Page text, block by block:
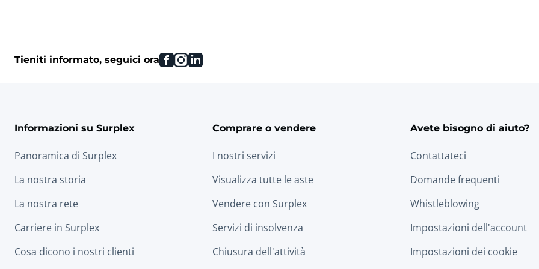
Tieniti informato, seguici ora facebook
instagram
linkedin
Informazioni su Surplex
Panoramica di Surplex
La nostra storia
La nostra rete
Carriere in Surplex
Cosa dicono i nostri clienti
Comprare o vendere
I nostri servizi
Visualizza tutte le aste
Vendere con Surplex
Servizi di insolvenza
Chiusura dell'attività
Avete bisogno di aiuto?
Contattateci
Domande frequenti
Whistleblowing
Impostazioni dell'account
Impostazioni dei cookie